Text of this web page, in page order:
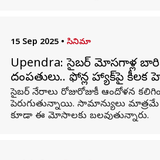
15 Sep 2025 • సినిమా
Upendra: సైబర్‌ మోసగాళ్ల
దంపతులు.. ఫోన్ల హ్యాక్‌పై కీలక
సైబర్‌ నేరాలు రోజురోజుకీ ఆందోళన
పెరుగుతున్నాయి. సామాన్యులు మాత్రమే
కూడా ఈ మోసాలకు బలవుతున్నారు.